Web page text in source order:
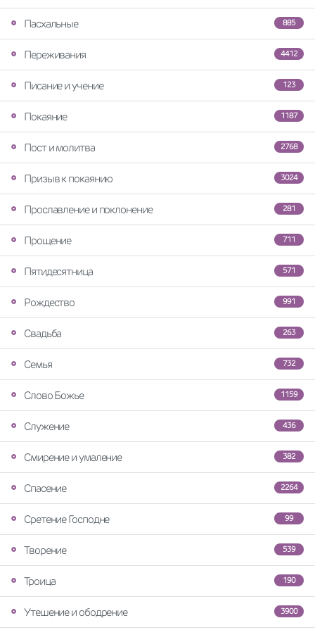
885
Пасхальные
4412
Переживания
123
Писание и учение
1187
Покаяние
2768
Пост и молитва
3024
Призыв к покаянию
281
Прославление и поклонение
711
Прощение
571
Пятидесятница
991
Рождество
263
Свадьба
732
Семья
1159
Слово Божье
436
Служение
382
Смирение и умаление
2264
Спасение
99
Сретение Господне
539
Творение
190
Троица
3900
Утешение и ободрение